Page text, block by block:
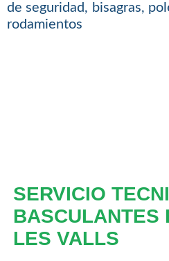
de seguridad, bisagras,
rodamientos
SERVICIO
BASCULANTES
LES VALLS